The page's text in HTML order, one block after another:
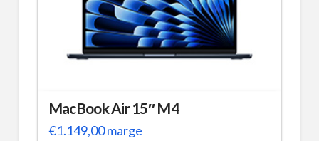
MacBook Air 15″ M4
€1.149,00marge